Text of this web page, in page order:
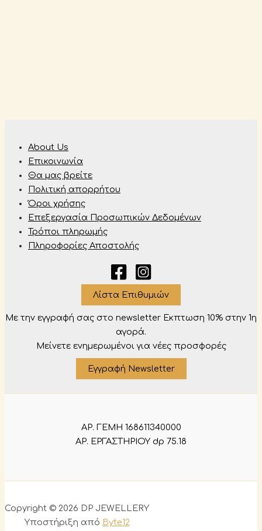
About Us
Επικοινωνία
Θα μας βρείτε
Πολιτική απορρήτου
Όροι χρήσης
Επεξεργασία Προσωπικών Δεδομένων
Τρόποι πληρωμής
Πληροφορίες Αποστολής
Λίστα Επιθυμιών
Με την εγγραφή σας στο newsletter Eκπτωση 10% στην 1η
αγορά.
Μείνετε ενημερωμένοι για νέες προσφορές
Εγγραφή Newsletter
ΑΡ. ΓΕΜΗ 168611340000
ΑΡ. ΕΡΓΑΣΤΗΡΙΟΥ dp 75.18
Copyright © 2026 DP JEWELLERY
Υποστήριξη από Byte12